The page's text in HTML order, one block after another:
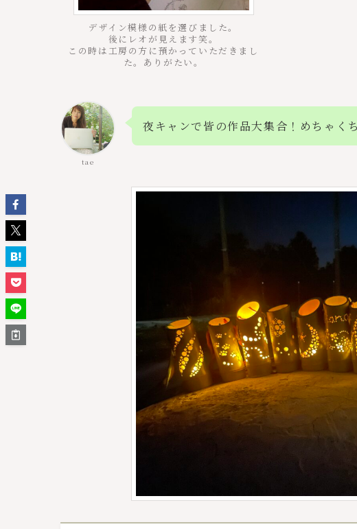
デザイン模様の紙を選びました。
後にレオが見えます笑。
この時は工房の方に預かっていただきまし
た。ありがたい。
tae
夜キャンで皆の作品大集合！めちゃく